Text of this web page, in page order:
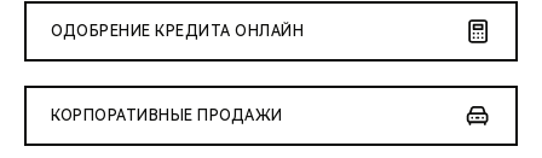
ОДОБРЕНИЕ КРЕДИТА ОНЛАЙН
КОРПОРАТИВНЫЕ ПРОДАЖИ